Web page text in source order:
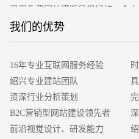
采用免费网站模版是很好的一个
站的优势有什么？
1、优秀的体验效果
我们的优势
16年专业互联网服务经验
绍兴专业建站团队
资深行业分析策划
B2C营销型网站建设领先者
前沿视觉设计、研发能力